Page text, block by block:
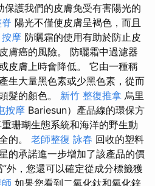
保護我們的皮膚免受有害陽光的
陽光不僅使皮膚呈褐色，而且
按摩 防曬霜的使用有助於防止皮
膚癌的風險。 防曬霜中過濾器
皮膚上時會降低。 它由一種稱
生大量黑色素或少黑色素，從而
髮的顏色。 新竹 整復推拿 烏里
按摩 Bariesun）產品線的環保方
珊瑚生態系統和海洋的野生動
的。 老師整復 詠春 回收的塑料
的承諾進一步增加了該產品的價
”外，您還可以確定從成分標籤獲
如果您看到二氧化鈦和氧化鋅